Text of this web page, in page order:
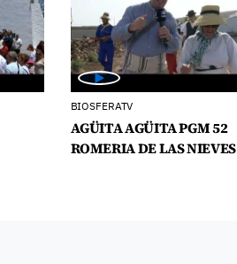
BIOSFERATV
AGÜITA AGÜITA PGM 52
ROMERIA DE LAS NIEVES